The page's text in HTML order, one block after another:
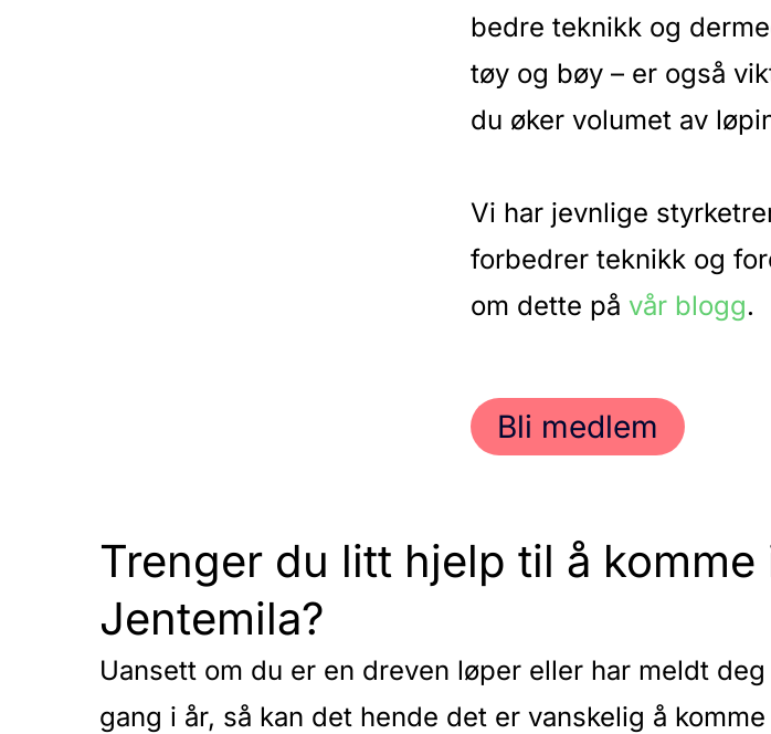
bedre teknikk og
tøy og bøy – er også
du øker volumet av
Vi har jevnlige
forbedrer teknikk og
om dette på vår blogg.
Bli medlem
Trenger du litt hjelp til å komme
Jentemila?
Uansett om du er en dreven løper eller har meldt
gang i år, så kan det hende det er vanskelig å